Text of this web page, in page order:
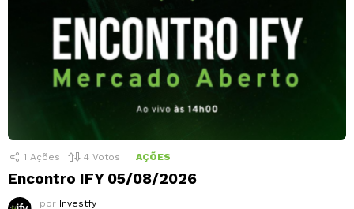
1 Ações 4 Votos AÇÕES
Encontro IFY 05/08/2026
por Investfy